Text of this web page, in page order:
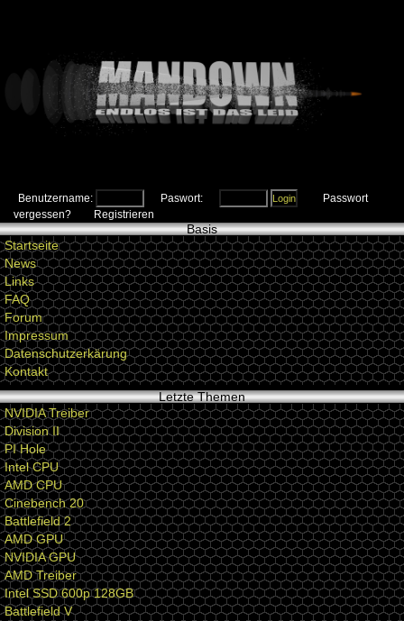
Benutzername: Paswort:
Passwort
vergessen?
Registrieren
Basis
Startseite
News
Links
FAQ
Forum
Impressum
Datenschutzerkärung
Kontakt
Letzte Themen
NVIDIA Treiber
Division II
PI Hole
Intel CPU
AMD CPU
Cinebench 20
Battlefield 2
AMD GPU
NVIDIA GPU
AMD Treiber
Intel SSD 600p 128GB
Battlefield V